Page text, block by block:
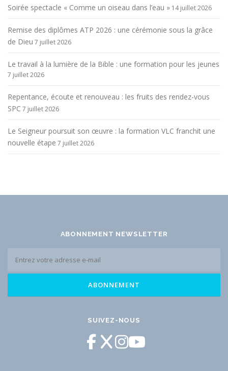
Soirée spectacle « Comme un oiseau dans l’eau » 14 juillet 2026
Remise des diplômes ATP 2026 : une cérémonie sous la grâce
de Dieu 7 juillet 2026
Le travail à la lumière de la Bible : une formation pour les jeunes
7 juillet 2026
Repentance, écoute et renouveau : les fruits des rendez-vous
SPC 7 juillet 2026
Le Seigneur poursuit son œuvre : la formation VLC franchit une
nouvelle étape 7 juillet 2026
ABONNEMENT NEWSLETTER
SUIVEZ-NOUS